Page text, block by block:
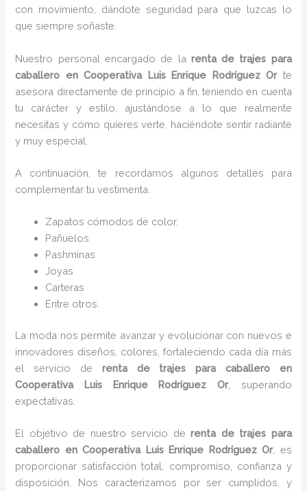
con movimiento, dándote seguridad para que luzcas lo
que siempre soñaste.
Nuestro personal encargado de la renta de trajes para
caballero en Cooperativa Luis Enrique Rodríguez Orte
asesora directamente de principio a fin, teniendo en cuenta
tu carácter y estilo, ajustándose a lo que realmente
necesitas y cómo quieres verte, haciéndote sentir radiante
y muy especial.
A continuación, te recordamos algunos detalles para
complementar tu vestimenta.
Zapatos cómodos de color.
Pañuelos
Pashminas
Joyas
Carteras
Entre otros.
La moda nos permite avanzar y evolucionar con nuevos e
innovadores diseños, colores, fortaleciendo cada día más
el servicio de renta de trajes para caballero en
Cooperativa Luis Enrique Rodríguez Or, superando
expectativas.
El objetivo de nuestro servicio derenta de trajes para
caballero en Cooperativa Luis Enrique Rodríguez Or, es
proporcionar satisfacción total, compromiso, confianza y
disposición. Nos caracterizamos por ser cumplidos, y